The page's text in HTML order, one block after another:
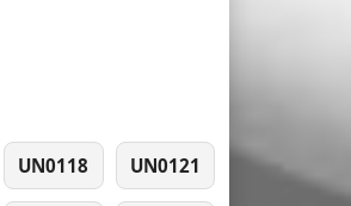
UN0118 UN0121